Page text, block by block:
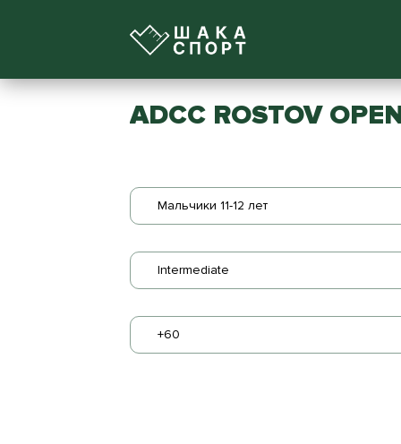
ADCC ROSTOV
Мальчики 11-12 лет
Intermediate
+60